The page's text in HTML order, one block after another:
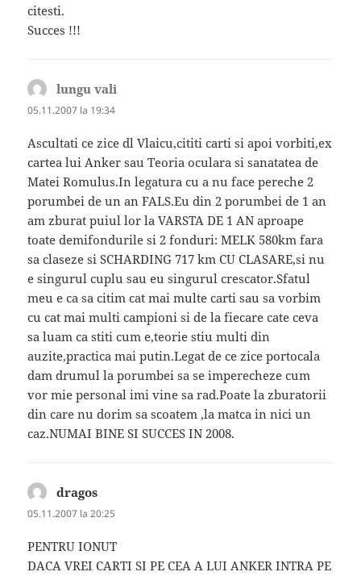
citesti.
Succes !!!
lungu vali
05.11.2007 la 19:34
Ascultati ce zice dl Vlaicu,cititi carti si apoi vorbiti,ex
cartea lui Anker sau Teoria oculara si sanatatea de
Matei Romulus.In legatura cu a nu face pereche 2
porumbei de un an FALS.Eu din 2 porumbei de 1 an
am zburat puiul lor la VARSTA DE 1 AN aproape
toate demifondurile si 2 fonduri: MELK 580km fara
sa claseze si SCHARDING 717 km CU CLASARE,si nu
e singurul cuplu sau eu singurul crescator.Sfatul
meu e ca sa citim cat mai multe carti sau sa vorbim
cu cat mai multi campioni si de la fiecare cate ceva
sa luam ca stiti cum e,teorie stiu multi din
auzite,practica mai putin.Legat de ce zice portocala
dam drumul la porumbei sa se imperecheze cum
vor mie personal imi vine sa rad.Poate la zburatorii
din care nu dorim sa scoatem ,la matca in nici un
caz.NUMAI BINE SI SUCCES IN 2008.
dragos
05.11.2007 la 20:25
PENTRU IONUT
DACA VREI CARTI SI PE CEA A LUI ANKER INTRA PE